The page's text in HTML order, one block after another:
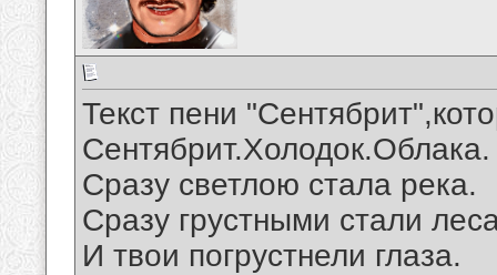
Текст пени
Сентябрит.Холодок.Облака.
Сразу светлою стала река.
Сразу грустными стали
И твои погрустнели глаза.